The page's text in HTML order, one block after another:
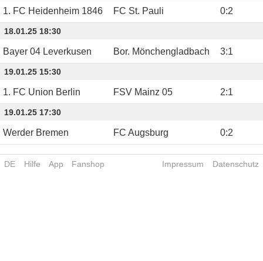
1. FC Heidenheim 1846 FC St. Pauli 0:2
18.01.25 18:30
Bayer 04 Leverkusen Bor. Mönchengladbach 3:1
19.01.25 15:30
1. FC Union Berlin FSV Mainz 05 2:1
19.01.25 17:30
Werder Bremen FC Augsburg 0:2
DE Hilfe App Fanshop Impressum Datenschutz